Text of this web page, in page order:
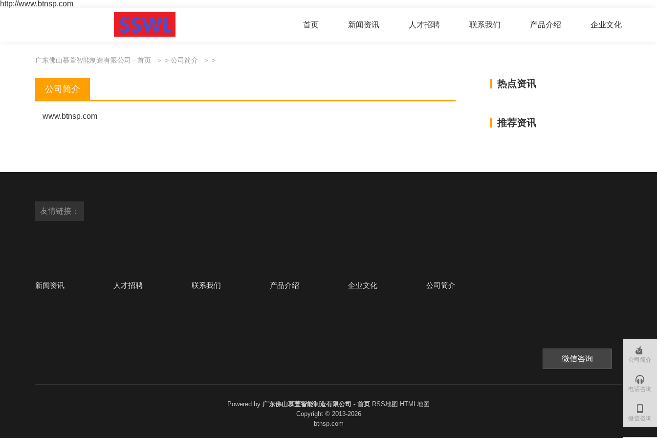
http://www.btnsp.com
首页 新闻资讯 人才招聘 联系我们 产品介绍 企业文化
广东佛山慕萱智能制造有限公司 - 首页 > 公司简介 >
公司简介
www.btnsp.com
热点资讯
推荐资讯
公司简介
电话咨询
微信咨询
友情链接：
新闻资讯 人才招聘 联系我们 产品介绍 企业文化 公司简介
微信咨询
Powered by 广东佛山慕萱智能制造有限公司 - 首页 RSS地图 HTML地图
Copyright © 2013-2026
btnsp.com